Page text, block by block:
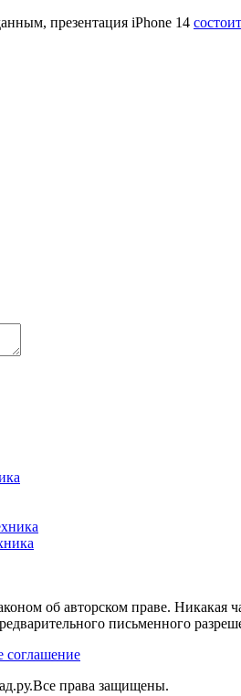
презентация iPhone 14
об авторском праве. Никакая
письменного
соглашение
Все права защищены.